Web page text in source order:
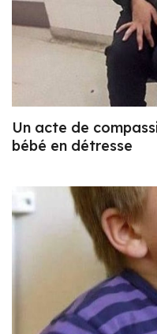
Un acte de
bébé en détresse